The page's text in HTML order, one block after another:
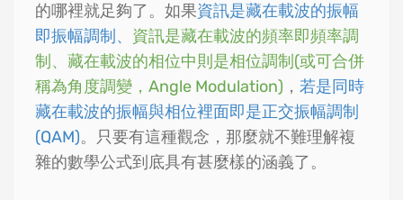
的哪裡就足夠了。如果資訊是藏在載波的振幅
即振幅調制、 資訊是藏在載波的頻率即頻率調
制、藏在載波的相位中則是相位調制(或可合併
稱為角度調變，Angle Modulation) ， 若是同時
藏在載波的振幅與相位裡面即是正交振幅調制
(QAM)。只要有這種觀念，那麼就不難理解複
雜的數學公式到底具有甚麼樣的涵義了。